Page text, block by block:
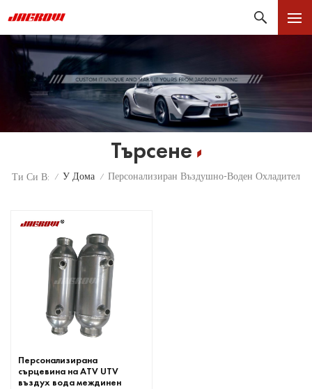
Търсене
Ти Си В: / У Дома / Персонализиран Въздушно-Воден Охладител
Персонализирана
сърцевина на ATV UTV
въздух вода междинен